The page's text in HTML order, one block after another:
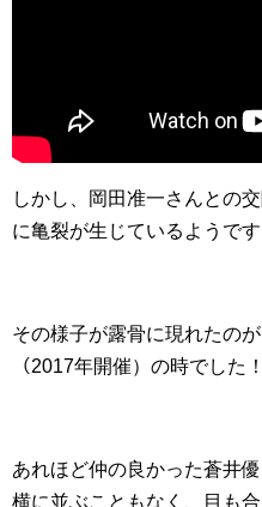
しかし、岡田准一さんとの
に亀裂が生じているようです
その様子が露骨に現れたの
（2017年開催）の時でした！
あれほど仲の良かった蒼井
横に並ぶこともなく、目も